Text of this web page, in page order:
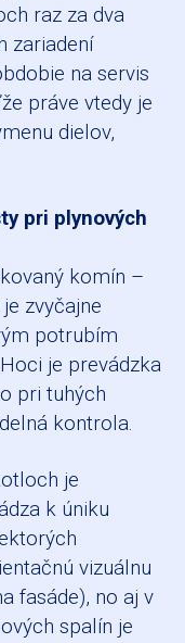
raz za dva
zariadení
na servis
práve vtedy je
dielov,
pri plynových
komín –
zvyčajne
potrubím
je prevádzka
pri tuhých
kontrola.
je
k úniku
vizuálnu
fasáde), no aj v
spalín je